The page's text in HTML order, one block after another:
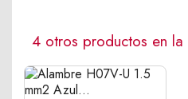
4 otros productos en la